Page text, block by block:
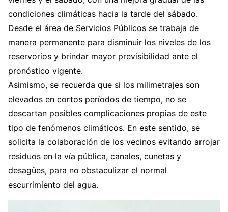
condiciones climáticas hacia la tarde del sábado.
Desde el área de Servicios Públicos se trabaja de
manera permanente para disminuir los niveles de los
reservorios y brindar mayor previsibilidad ante el
pronóstico vigente.
Asimismo, se recuerda que si los milimetrajes son
elevados en cortos períodos de tiempo, no se
descartan posibles complicaciones propias de este
tipo de fenómenos climáticos. En este sentido, se
solicita la colaboración de los vecinos evitando arrojar
residuos en la vía pública, canales, cunetas y
desagües, para no obstaculizar el normal
escurrimiento del agua.